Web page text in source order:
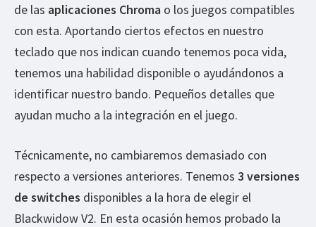
de las aplicaciones Chroma o los juegos compatibles
con esta. Aportando ciertos efectos en nuestro
teclado que nos indican cuando tenemos poca vida,
tenemos una habilidad disponible o ayudándonos a
identificar nuestro bando. Pequeños detalles que
ayudan mucho a la integración en el juego.
Técnicamente, no cambiaremos demasiado con
respecto a versiones anteriores. Tenemos 3 versiones
de switches disponibles a la hora de elegir el
Blackwidow V2. En esta ocasión hemos probado la